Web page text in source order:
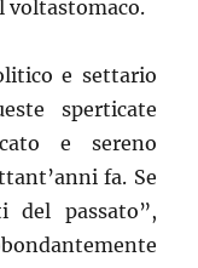
voltastomaco.
e settario
sperticate
e sereno
fa. Se
del passato”,